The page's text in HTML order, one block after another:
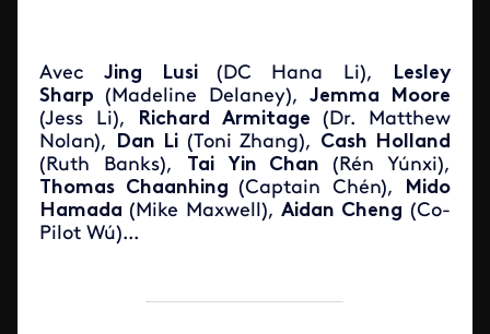
AvecJing Lusi(DC Hana Li),
Lesley
Sharp (Madeline Delaney),Jemma Moore
(Jess Li),
Richard Armitage (Dr. Matthew
Nolan),
Dan Li(Toni Zhang), Cash Holland
(Ruth Banks), Tai Yin Chan(Rén Yúnxi),
Thomas Chaanhing (Captain Chén),
Mido
Hamada (Mike Maxwell),Aidan Cheng (Co-
Pilot Wú)...